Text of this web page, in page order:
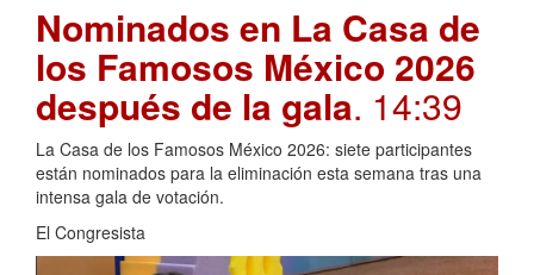
Nominados en La Casa de
los Famosos México 2026
después de la gala. 14:39
La Casa de los Famosos México 2026: siete participantes
están nominados para la eliminación esta semana tras una
intensa gala de votación.
El Congresista